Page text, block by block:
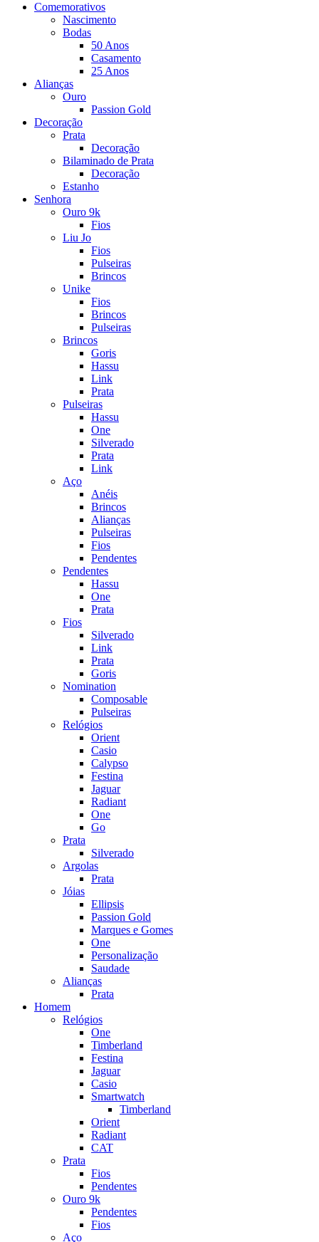
Comemorativos
Nascimento
Bodas
50 Anos
Casamento
25 Anos
Alianças
Ouro
Passion Gold
Decoração
Prata
Decoração
Bilaminado de Prata
Decoração
Estanho
Senhora
Ouro 9k
Fios
Liu Jo
Fios
Pulseiras
Brincos
Unike
Fios
Brincos
Pulseiras
Brincos
Goris
Hassu
Link
Prata
Pulseiras
Hassu
One
Silverado
Prata
Link
Aço
Anéis
Brincos
Alianças
Pulseiras
Fios
Pendentes
Pendentes
Hassu
One
Prata
Fios
Silverado
Link
Prata
Goris
Nomination
Composable
Pulseiras
Relógios
Orient
Casio
Calypso
Festina
Jaguar
Radiant
One
Go
Prata
Silverado
Argolas
Prata
Jóias
Ellipsis
Passion Gold
Marques e Gomes
One
Personalização
Saudade
Alianças
Prata
Homem
Relógios
One
Timberland
Festina
Jaguar
Casio
Smartwatch
Timberland
Orient
Radiant
CAT
Prata
Fios
Pendentes
Ouro 9k
Pendentes
Fios
Aço